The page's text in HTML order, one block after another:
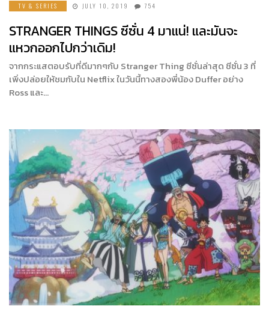
TV & SERIES JULY 10, 2019 754
STRANGER THINGS ซีซั่น 4 มาแน่! และมันจะ
แหวกออกไปกว่าเดิม!
จากกระแสตอบรับที่ดีมากๆกับ Stranger Thing ซีซั่นล่าสุด ซีซั่น 3 ที่
เพิ่งปล่อยให้ชมกับใน Netflix ในวันนี้ทางสองพี่น้อง Duffer อย่าง
Ross และ…